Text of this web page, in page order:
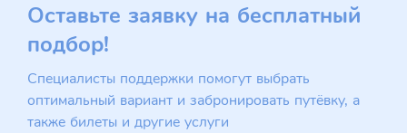
Оставьте заявку на бесплатный
подбор!
Специалисты поддержки помогут выбрать
оптимальный вариант и забронировать путёвку, а
также билеты и другие услуги